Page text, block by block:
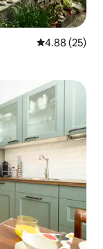
Ukadiriaji wa
4.88 (25)